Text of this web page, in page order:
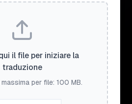
il file per iniziare la
traduzione
per file: 100 MB.